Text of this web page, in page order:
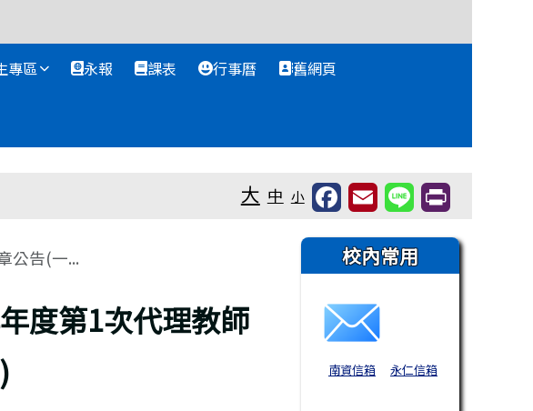
專區 永報 課表 行事曆 舊網頁
大 中 小
公告(一...
度第1次代理教師
右邊區域內容
校內常用
南資信箱 永仁信箱